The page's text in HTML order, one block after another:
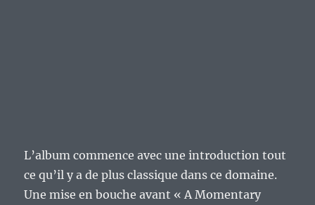
L’album commence avec une introduction tout
ce qu’il y a de plus classique dans ce domaine.
Une mise en bouche avant « A Momentary